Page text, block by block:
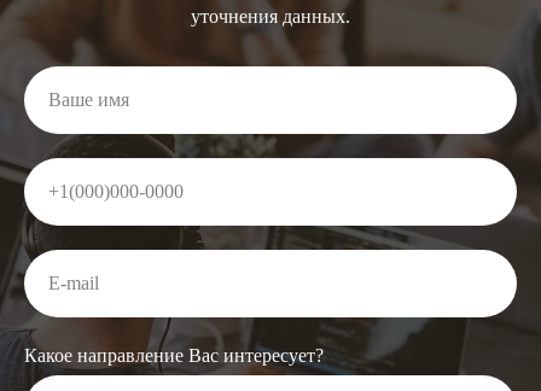
уточнения данных.
Какое направление Вас интересует?